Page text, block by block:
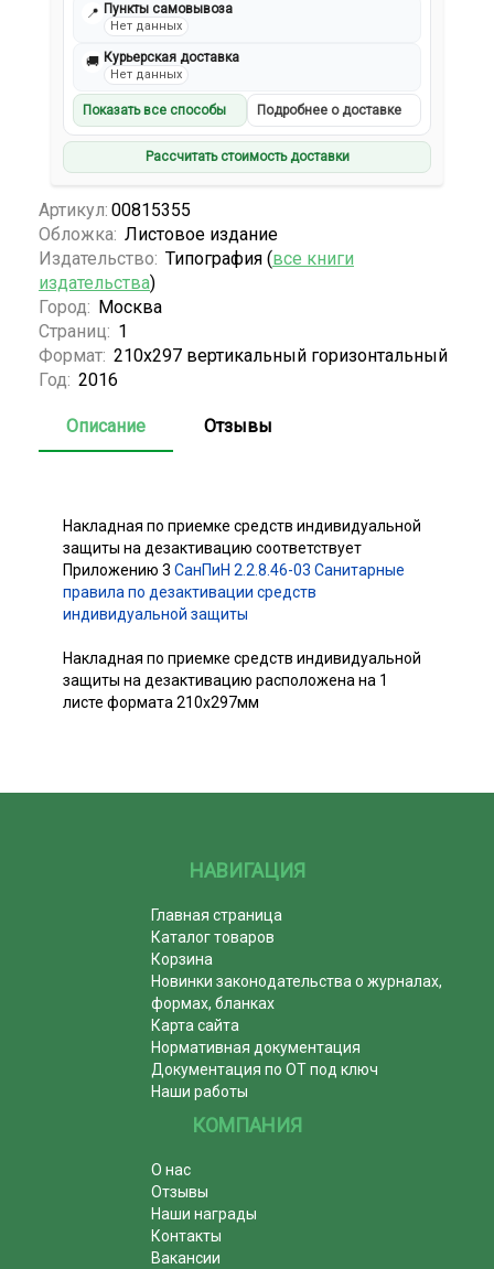
📍 Пункты самовывоза
Нет данных
🚚 Курьерская доставка
Нет данных
Показать все способы Подробнее о доставке
Рассчитать стоимость доставки
Артикул: 00815355
Обложка: Листовое издание
Издательство: Типография (все книги
издательства)
Город: Москва
Страниц: 1
Формат: 210х297 вертикальный горизонтальный
Год: 2016
Описание Отзывы
Накладная по приемке средств индивидуальной
защиты на дезактивацию соответствует
Приложению 3 СанПиН 2.2.8.46-03 Санитарные
правила по дезактивации средств
индивидуальной защиты
Накладная по приемке средств индивидуальной
защиты на дезактивацию расположена на 1
листе формата 210х297мм
НАВИГАЦИЯ
Главная страница
Каталог товаров
Корзина
Новинки законодательства о журналах,
формах, бланках
Карта сайта
Нормативная документация
Документация по ОТ под ключ
Наши работы
КОМПАНИЯ
О нас
Отзывы
Наши награды
Контакты
Вакансии